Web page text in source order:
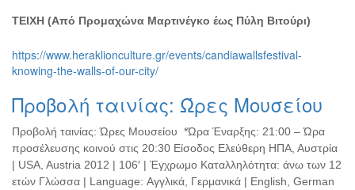
ΤΕΙΧΗ (Από Προμαχώνα Μαρτινέγκο έως Πύλη Βιτούρι)
https://www.heraklionculture.gr/events/candiawallsfestival-
knowing-the-walls-of-our-city/
Προβολή ταινίας: Ώρες Μουσείου
Προβολή ταινίας: Ώρες Μουσείου *Ώρα Έναρξης: 21:00 – Ώρα
προσέλευσης κοινού στις 20:30 Είσοδος Ελεύθερη ΗΠΑ, Αυστρία
| USA, Austria 2012 | 106′ | Έγχρωμο Καταλληλότητα: άνω των 12
ετών Γλώσσα | Language: Αγγλικά, Γερμανικά | English, German